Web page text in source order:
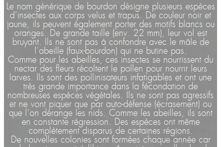
Le nom générique de bourdon désigne plusieurs espèces
d’insectes aux corps velus et trapus. De couleur noir et
jaune, ils peuvent également porter des motifs blancs ou
oranges. De grande taille (env. 22 mm), leur vol est
bruyant. Ils ne sont pas à confondre avec le mâle de
l’abeille (faux-bourdon) qui ne butine pas.
Comme pour les abeilles, ces insectes se nourrissent du
nectar des fleurs récoltent le pollen pour nourrir leurs
larves. Ils sont des pollinisateurs infatigables et ont une
très grande importance dans la fécondation de
nombreuses espèces végétales. Ils ne sont pas agressifs
et ne vont piquer que par auto-défense (écrasement) ou
que l’on dérange les nids. Comme les abeilles, ils sont
en constante régression. Des espèces ont même
complètement disparus de certaines régions.
De nouvelles colonies sont formées chaque année car